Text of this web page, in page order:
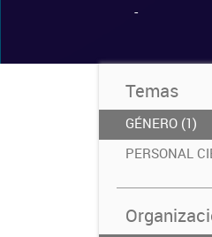
-
Temas
GÉNERO (1)
PERSONAL